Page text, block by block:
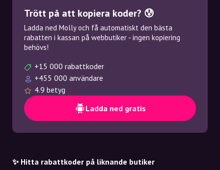
Trött på att kopiera koder? 😰
Ladda ned Molly och få automatiskt den bästa
rabatten i kassan på webbutiker - ingen kopiering
behövs!
+15 000 rabattkoder
+455 000 användare
4.9 betyg
Ladda ned gratis
✨ Hitta rabattkoder på liknande butiker